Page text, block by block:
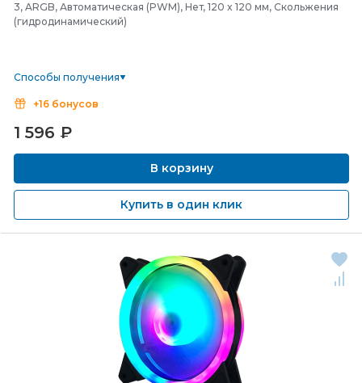
3, ARGB, Автоматическая (PWM), Нет, 120 x 120 мм, Скольжения
(гидродинамический)
Способы получения
+16 бонусов
1 596 ₽
В корзину
Купить в один клик